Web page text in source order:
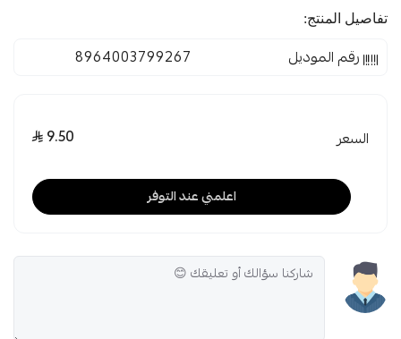
تفاصيل المنتج:
رقم الموديل 8964003799267
السعر 9.50
اعلمني عند التوفر